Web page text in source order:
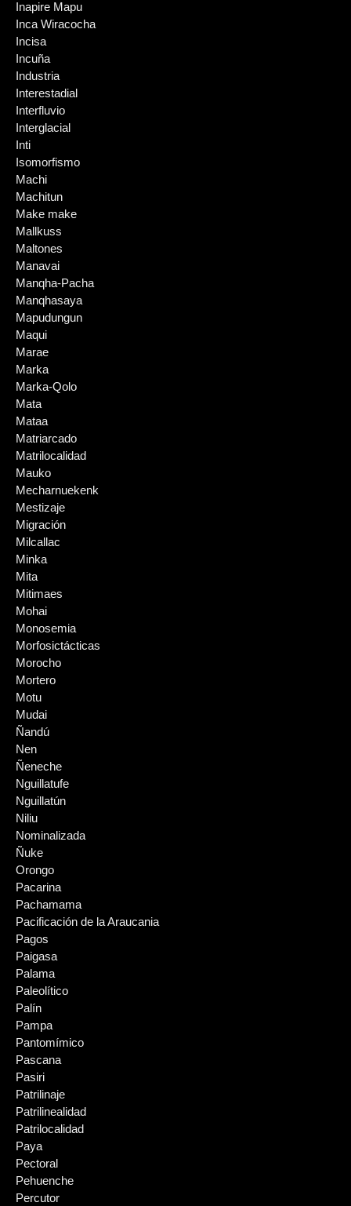
Inapire Mapu
Inca Wiracocha
Incisa
Incuña
Industria
Interestadial
Interfluvio
Interglacial
Inti
Isomorfismo
Machi
Machitun
Make make
Mallkuss
Maltones
Manavai
Manqha-Pacha
Manqhasaya
Mapudungun
Maqui
Marae
Marka
Marka-Qolo
Mata
Mataa
Matriarcado
Matrilocalidad
Mauko
Mecharnuekenk
Mestizaje
Migración
Milcallac
Minka
Mita
Mitimaes
Mohai
Monosemia
Morfosictácticas
Morocho
Mortero
Motu
Mudai
Ñandú
Nen
Ñeneche
Nguillatufe
Nguillatún
Niliu
Nominalizada
Ñuke
Orongo
Pacarina
Pachamama
Pacificación de la Araucania
Pagos
Paigasa
Palama
Paleolítico
Palín
Pampa
Pantomímico
Pascana
Pasiri
Patrilinaje
Patrilinealidad
Patrilocalidad
Paya
Pectoral
Pehuenche
Percutor